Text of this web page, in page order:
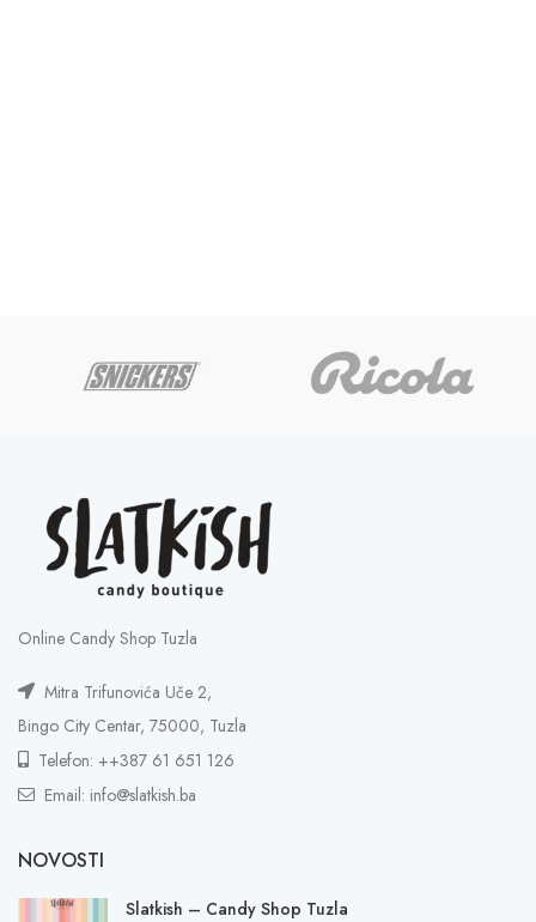
Online Candy Shop Tuzla
Mitra Trifunovića Uče 2,
Bingo City Centar, 75000, Tuzla
Telefon: ++387 61 651 126
Email: info@slatkish.ba
NOVOSTI
Slatkish – Candy Shop Tuzla